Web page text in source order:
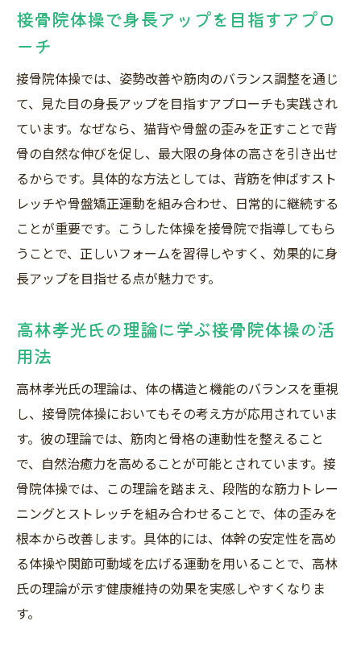
接骨院体操で身長アップを目指すアプロ
ーチ
接骨院体操では、姿勢改善や筋肉のバランス調整を通じ
て、見た目の身長アップを目指すアプローチも実践され
ています。なぜなら、猫背や骨盤の歪みを正すことで背
骨の自然な伸びを促し、最大限の身体の高さを引き出せ
るからです。具体的な方法としては、背筋を伸ばすスト
レッチや骨盤矯正運動を組み合わせ、日常的に継続する
ことが重要です。こうした体操を接骨院で指導してもら
うことで、正しいフォームを習得しやすく、効果的に身
長アップを目指せる点が魅力です。
高林孝光氏の理論に学ぶ接骨院体操の活
用法
高林孝光氏の理論は、体の構造と機能のバランスを重視
し、接骨院体操においてもその考え方が応用されていま
す。彼の理論では、筋肉と骨格の連動性を整えること
で、自然治癒力を高めることが可能とされています。接
骨院体操では、この理論を踏まえ、段階的な筋力トレー
ニングとストレッチを組み合わせることで、体の歪みを
根本から改善します。具体的には、体幹の安定性を高め
る体操や関節可動域を広げる運動を用いることで、高林
氏の理論が示す健康維持の効果を実感しやすくなりま
す。